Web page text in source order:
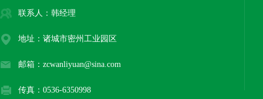
联系人：韩经理
地址：诸城市密州工业园区
邮箱：zcwanliyuan@sina.com
传真：0536-6350998